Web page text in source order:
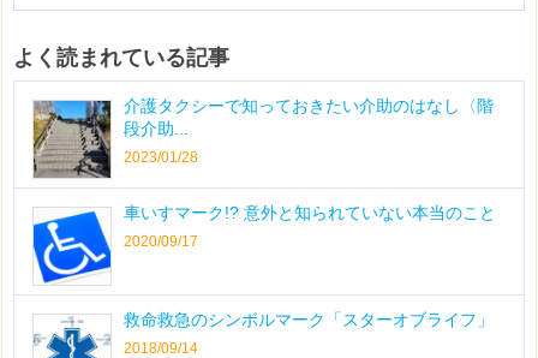
よく読まれている記事
介護タクシーで知っておきたい介助のはなし〈階
段介助...
2023/01/28
車いすマーク!? 意外と知られていない本当のこと
2020/09/17
救命救急のシンボルマーク「スターオブライフ」
2018/09/14